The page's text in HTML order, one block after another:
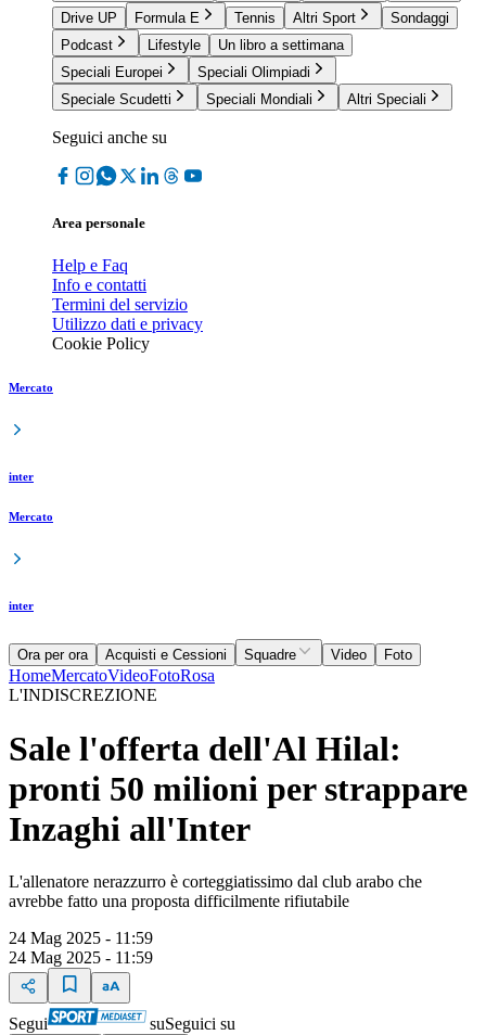
Drive UP
Formula E Tennis Altri Sport
Sondaggi
Podcast
Lifestyle
Un libro a settimana
Speciali Europei
Speciali Olimpiadi
Speciale Scudetti
Speciali Mondiali Altri Speciali
Seguici anche su
Area personale
Help e Faq
Info e contatti
Termini del servizio
Utilizzo dati e privacy
Cookie Policy
Mercato
inter
Mercato
inter
Ora per ora Acquisti e Cessioni Squadre Video Foto
HomeMercatoVideoFotoRosa
L'INDISCREZIONE
Sale l'offerta dell'Al Hilal:
pronti 50 milioni per strappare
Inzaghi all'Inter
L'allenatore nerazzurro è corteggiatissimo dal club arabo che
avrebbe fatto una proposta difficilmente rifiutabile
24 Mag 2025 - 11:59
24 Mag 2025 - 11:59
Segui suSeguici su